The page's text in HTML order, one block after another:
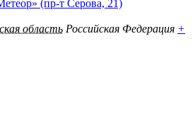
(пр-т Серова, 21)
область Российская Федерация +